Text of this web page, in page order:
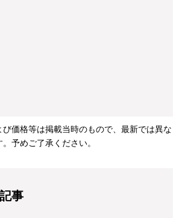
価格等は掲載当時のもので、最新では異な
予めご了承ください。
事